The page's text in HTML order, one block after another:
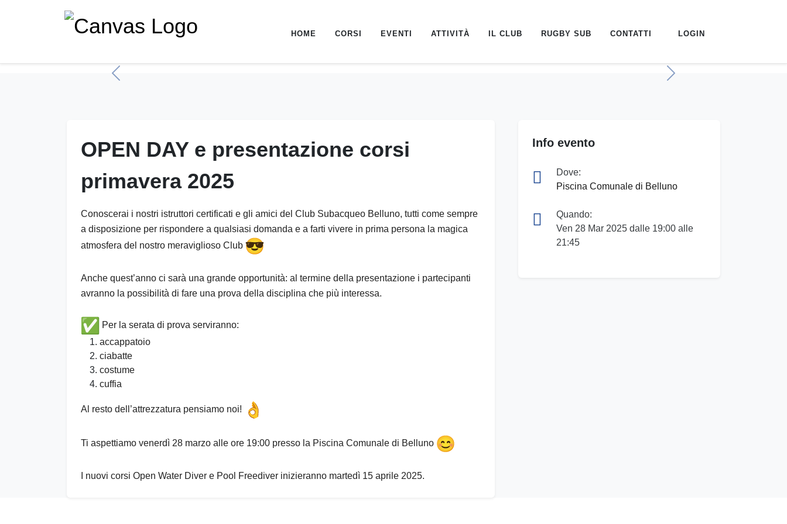
LOGIN
HOME CORSI EVENTI ATTIVITÀ IL CLUB RUGBY SUB CONTATTI
Previous Next
Info evento
Dove:
Piscina Comunale di Belluno
Quando:
Ven 28 Mar 2025 dalle 19:00 alle
21:45
OPEN DAY e presentazione corsi
primavera 2025
Conoscerai i nostri istruttori certificati e gli amici del Club Subacqueo Belluno, tutti come sempre
a disposizione per rispondere a qualsiasi domanda e a farti vivere in prima persona la magica
atmosfera del nostro meraviglioso Club
Anche quest’anno ci sarà una grande opportunità: al termine della presentazione i partecipanti
avranno la possibilità di fare una prova della disciplina che più interessa.
Per la serata di prova serviranno:
accappatoio
ciabatte
costume
cuffia
Al resto dell’attrezzatura pensiamo noi!
Ti aspettiamo venerdì 28 marzo alle ore 19:00 presso la Piscina Comunale di Belluno
I nuovi corsi Open Water Diver e Pool Freediver inizieranno martedì 15 aprile 2025.